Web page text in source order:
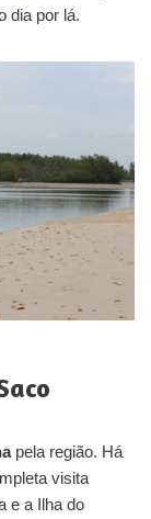
dia por lá.
pela região. Há
visita
e a Ilha do